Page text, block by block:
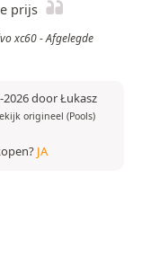
prijs
xc60 - Afgelegde
door Łukasz
origineel (Pools)
JA